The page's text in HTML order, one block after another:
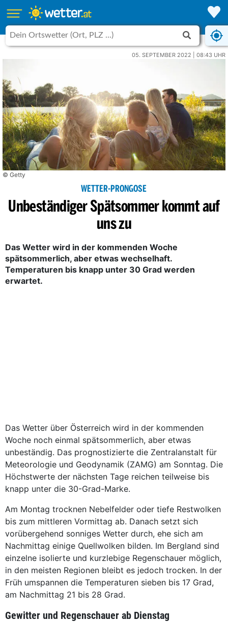
05. SEPTEMBER 2022 | 08:43 UHR
© Getty
WETTER-PRONGOSE
Unbeständiger Spätsommer kommt auf
uns zu
Das Wetter wird in der kommenden Woche
spätsommerlich, aber etwas wechselhaft.
Temperaturen bis knapp unter 30 Grad werden
erwartet.
Das Wetter über Österreich wird in der kommenden
Woche noch einmal spätsommerlich, aber etwas
unbeständig. Das prognostizierte die Zentralanstalt für
Meteorologie und Geodynamik (ZAMG) am Sonntag. Die
Höchstwerte der nächsten Tage reichen teilweise bis
knapp unter die 30-Grad-Marke.
Am Montag trocknen Nebelfelder oder tiefe Restwolken
bis zum mittleren Vormittag ab. Danach setzt sich
vorübergehend sonniges Wetter durch, ehe sich am
Nachmittag einige Quellwolken bilden. Im Bergland sind
einzelne isolierte und kurzlebige Regenschauer möglich,
in den meisten Regionen bleibt es jedoch trocken. In der
Früh umspannen die Temperaturen sieben bis 17 Grad,
am Nachmittag 21 bis 28 Grad.
Gewitter und Regenschauer ab Dienstag